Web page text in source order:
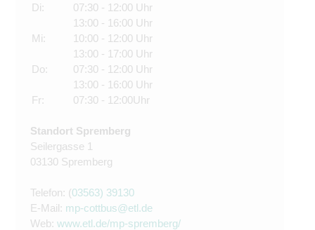
Di:
Mi:
Do:
Fr:
07:30 - 12:00 Uhr
13:00 - 16:00 Uhr
10:00 - 12:00 Uhr
13:00 - 17:00 Uhr
07:30 - 12:00 Uhr
13:00 - 16:00 Uhr
07:30 - 12:00Uhr
Standort Spremberg
Seilergasse 1
03130 Spremberg
Telefon: (03563) 39130
E-Mail: mp-cottbus@etl.de
Web: www.etl.de/mp-spremberg/